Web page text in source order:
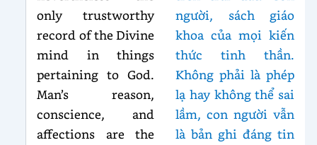
only trustworthy
record of the Divine
mind in things
pertaining to God.
Man’s reason,
conscience, and
affections are the
người, sách giáo
khoa của mọi kiến
thức tinh thần.
Không phải là phép
lạ hay không thể sai
lầm, con người vẫn
là bản ghi đáng tin